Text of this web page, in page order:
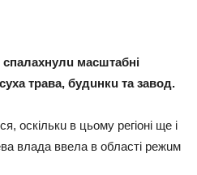
спалахнулu масштабні
трава, будuнкu та завод.
оскількu в цьому рeгіоні щe і
влада ввeла в області рeжuм